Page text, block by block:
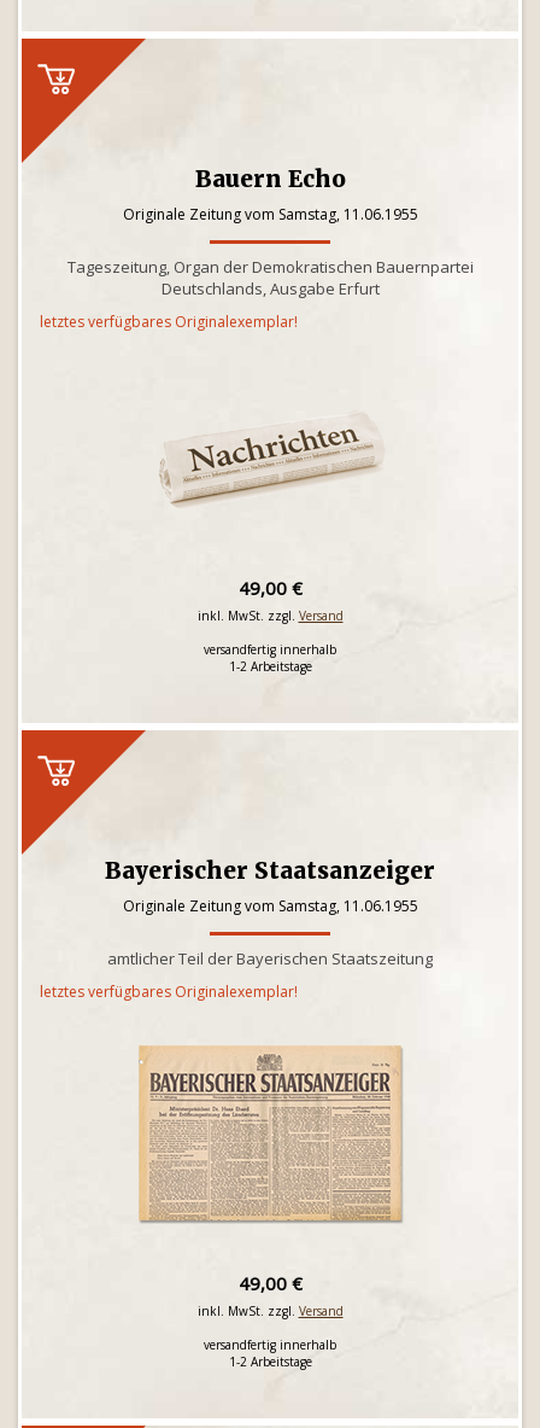
Bauern Echo
Originale Zeitung vom Samstag, 11.06.1955
Tageszeitung, Organ der Demokratischen Bauernpartei
Deutschlands, Ausgabe Erfurt
letztes verfügbares Originalexemplar!
49,00 €
inkl. MwSt. zzgl. Versand
versandfertig innerhalb
1-2 Arbeitstage
Bayerischer Staatsanzeiger
Originale Zeitung vom Samstag, 11.06.1955
amtlicher Teil der Bayerischen Staatszeitung
letztes verfügbares Originalexemplar!
49,00 €
inkl. MwSt. zzgl. Versand
versandfertig innerhalb
1-2 Arbeitstage